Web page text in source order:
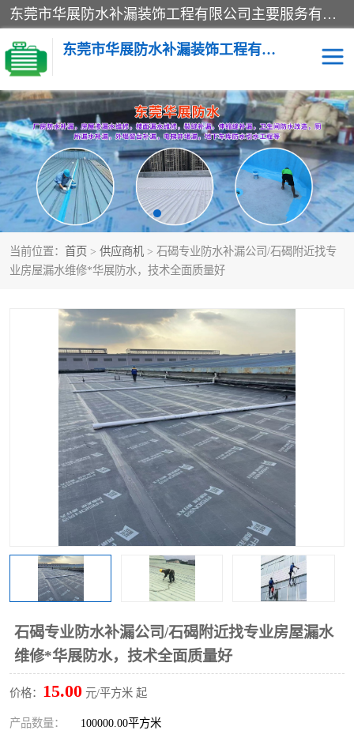
东莞市华展防水补漏装饰工程有限公司主要服务有：东莞防水补漏，东莞厂房防水补漏，东莞房屋渗漏水维修，楼面漏水维修，裂缝补漏，伸缩缝补漏，卫生间防水改造，厕所漏水补漏，外墙窗台补漏，电梯井堵漏，地下车库防水引水工程等
东莞市华展防水补漏装饰工程有限公司
当前位置： 首页 > 供应商机 > 石碣专业防水补漏公司/石碣附近找专
业房屋漏水维修*华展防水，技术全面质量好
石碣专业防水补漏公司/石碣附近找专业房屋漏水
维修*华展防水，技术全面质量好
价格： 15.00 元/平方米 起
产品数量： 100000.00平方米
楼面防水补漏 外墙防水补漏
阳台卫生间防水补漏 地下室防水补漏
金属房搭建及补漏